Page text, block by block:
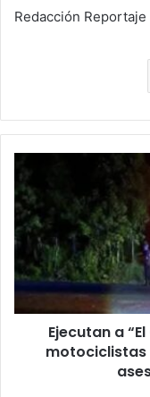
Redacción
“El
Cuate”
en
R.
Cabada:
motociclistas
armadosEjecutan a
motociclistas